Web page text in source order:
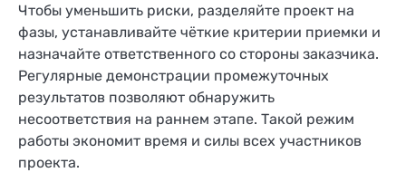
Чтобы уменьшить риски, разделяйте проект на
фазы, устанавливайте чёткие критерии приемки и
назначайте ответственного со стороны заказчика.
Регулярные демонстрации промежуточных
результатов позволяют обнаружить
несоответствия на раннем этапе. Такой режим
работы экономит время и силы всех участников
проекта.